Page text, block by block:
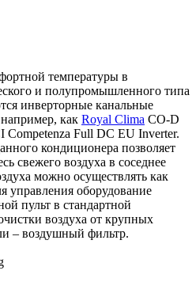
температуры в
и полупромышленного типа
инверторные канальные
как Royal Clima CO-D
Full DC EU Inverter.
кондиционера позволяет
свежего воздуха в соседнее
можно осуществлять как
управления оборудование
пульт в стандартной
воздуха от крупных
– воздушный фильтр.